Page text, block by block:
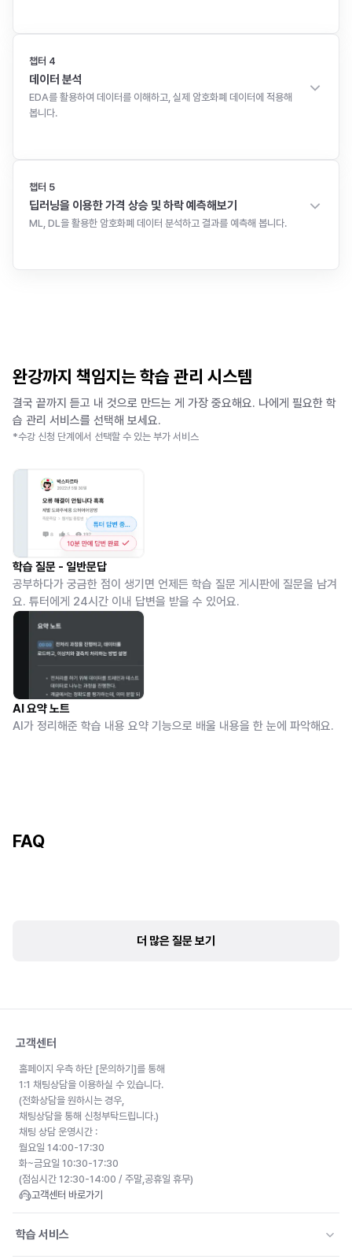
챕터 4
데이터 분석
EDA를 활용하여 데이터를 이해하고, 실제 암호화폐 데이터에 적용해
봅니다.
챕터 5
딥러닝을 이용한 가격 상승 및 하락 예측해보기
ML, DL을 활용한 암호화폐 데이터 분석하고 결과를 예측해 봅니다.
완강까지 책임지는 학습 관리 시스템
결국 끝까지 듣고 내 것으로 만드는 게 가장 중요해요. 나에게 필요한 학
습 관리 서비스를 선택해 보세요.
*수강 신청 단계에서 선택할 수 있는 부가 서비스
학습 질문 - 일반문답
공부하다가 궁금한 점이 생기면 언제든 학습 질문 게시판에 질문을 남겨
요. 튜터에게 24시간 이내 답변을 받을 수 있어요.
AI 요약 노트
AI가 정리해준 학습 내용 요약 기능으로 배울 내용을 한 눈에 파악해요.
FAQ
더 많은 질문 보기
고객센터
홈페이지 우측 하단 [문의하기]를 통해
1:1 채팅상담을 이용하실 수 있습니다.
(전화상담을 원하시는 경우,
채팅상담을 통해 신청부탁드립니다.)
채팅 상담 운영시간 :
월요일 14:00-17:30
화~금요일 10:30-17:30
(점심시간 12:30-14:00 / 주말,공휴일 휴무)
고객센터 바로가기
학습 서비스